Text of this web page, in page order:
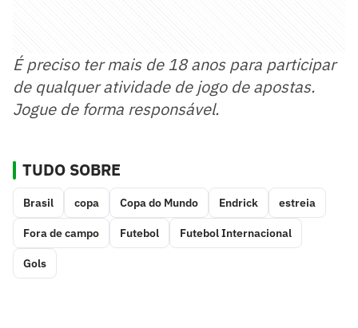
É preciso ter mais de 18 anos para participar
de qualquer atividade de jogo de apostas.
Jogue de forma responsável.
TUDO SOBRE
Brasil copa Copa do Mundo Endrick estreia
Fora de campo Futebol Futebol Internacional
Gols